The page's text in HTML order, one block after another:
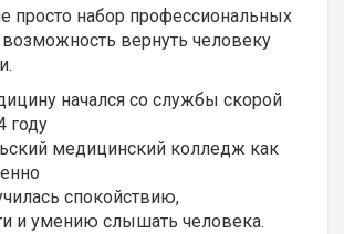
просто набор профессиональных
вернуть человеку
начался со службы скорой
году
медицинский колледж как
спокойствию,
и умению слышать человека.